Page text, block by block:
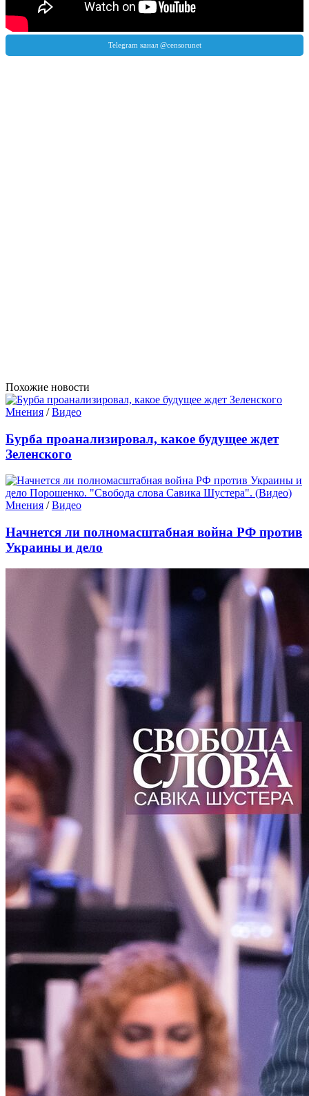
Похожие новости
Мнения /Видео
Бурба проанализировал, какое будущее ждет
Зеленского
Мнения /Видео
Начнется ли полномасштабная война РФ против
Украины и дело